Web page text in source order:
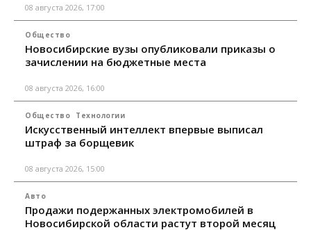
08 августа 2026, 17:00
Общество
Новосибирские вузы опубликовали приказы о
зачислении на бюджетные места
08 августа 2026, 16:00
Общество Технологии
Искусственный интеллект впервые выписал
штраф за борщевик
08 августа 2026, 15:00
Авто
Продажи подержанных электромобилей в
Новосибирской области растут второй месяц